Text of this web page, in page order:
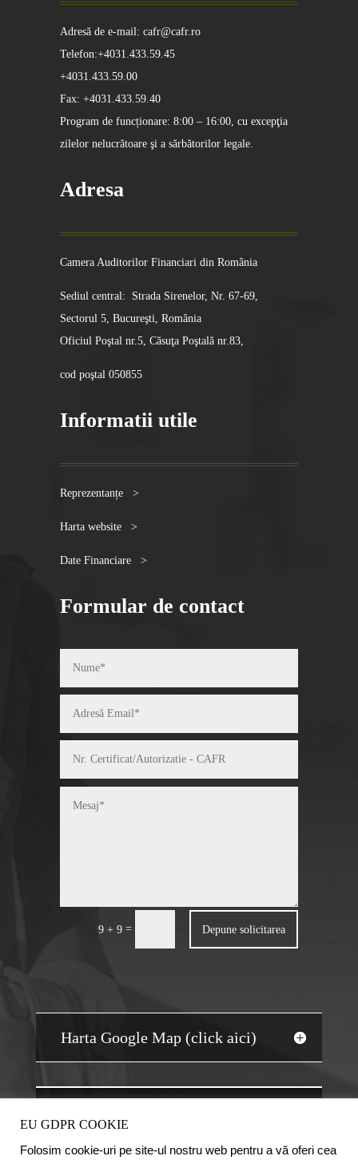
Adresă de e-mail: cafr@cafr.ro
Telefon:+4031.433.59.45
+4031.433.59.00
Fax: +4031.433.59.40
Program de funcționare: 8:00 – 16:00, cu excepţia
zilelor nelucrătoare şi a sărbătorilor legale.
Adresa
Camera Auditorilor Financiari din România
Sediul central: Strada Sirenelor, Nr. 67-69,
Sectorul 5, Bucureşti, România
Oficiul Poştal nr.5, Căsuţa Poştală nr.83,
cod poştal 050855
Informatii utile
Reprezentanțe >
Harta website >
Date Financiare >
Formular de contact
9 + 9 = Depune solicitarea
Harta Google Map (click aici)
EU GDPR COOKIE
Folosim cookie-uri pe site-ul nostru web pentru a vă oferi cea